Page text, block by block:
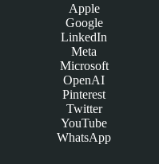
Apple
Google
LinkedIn
Meta
Microsoft
OpenAI
Pinterest
Twitter
YouTube
WhatsApp